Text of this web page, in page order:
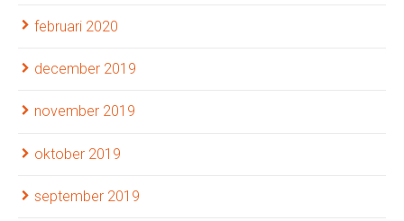
februari 2020
december 2019
november 2019
oktober 2019
september 2019